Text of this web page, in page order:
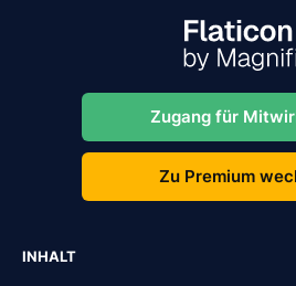
Zugang für
Zu Premium
INHALT